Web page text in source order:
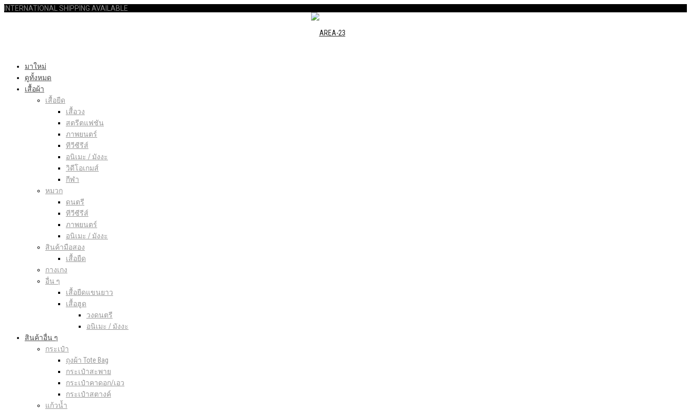
INTERNATIONAL SHIPPING AVAILABLE
มาใหม่
ดูทั้งหมด
เสื้อผ้า
เสื้อยืด
เสื้อวง
สตรีตแฟชัน
ภาพยนตร์
ทีวีซีรีส์
อนิเมะ / มังงะ
วิดีโอเกมส์
กีฬา
หมวก
ดนตรี
ทีวีซีรีส์
ภาพยนตร์
อนิเมะ / มังงะ
สินค้ามือสอง
เสื้อยืด
กางเกง
อื่น ๆ
เสื้อยืดแขนยาว
เสื้อฮูด
วงดนตรี
อนิเมะ / มังงะ
สินค้าอื่น ๆ
กระเป๋า
ถุงผ้า Tote Bag
กระเป๋าสะพาย
กระเป๋าคาดอก/เอว
กระเป๋าสตางค์
แก้วน้ำ